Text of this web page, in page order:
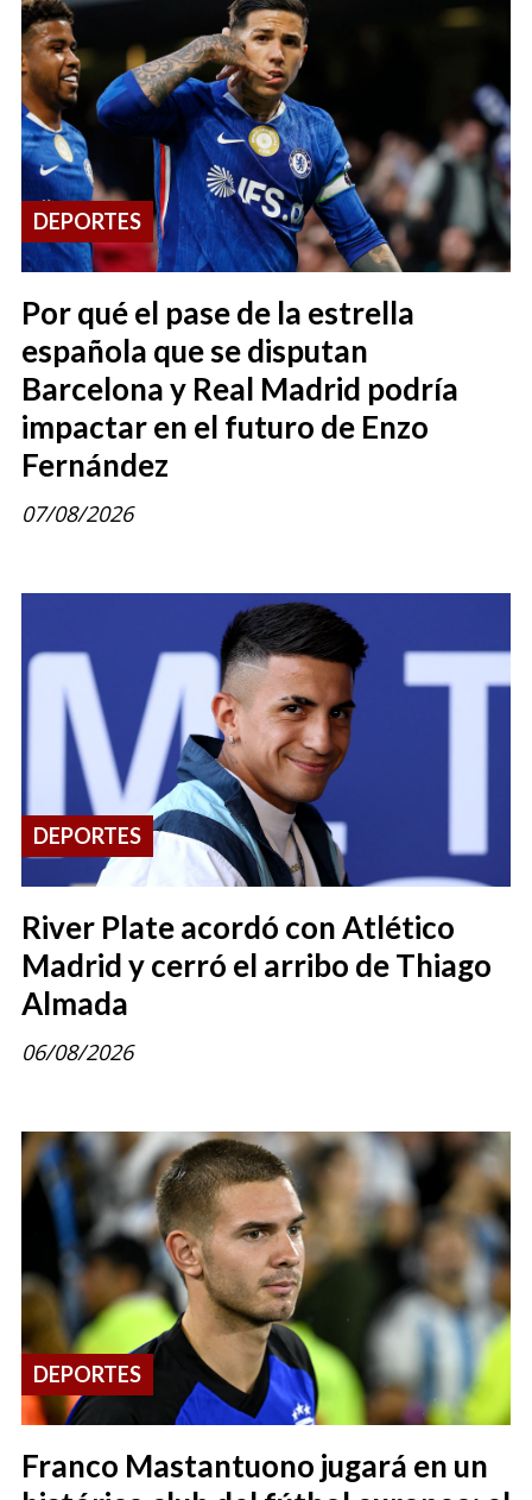
Por qué el pase de la estrella
española que se disputan
Barcelona y Real Madrid podría
impactar en el futuro de Enzo
Fernández
DEPORTES
07/08/2026
River Plate acordó con Atlético
Madrid y cerró el arribo de Thiago
Almada
DEPORTES
06/08/2026
Franco Mastantuono jugará en un
DEPORTES